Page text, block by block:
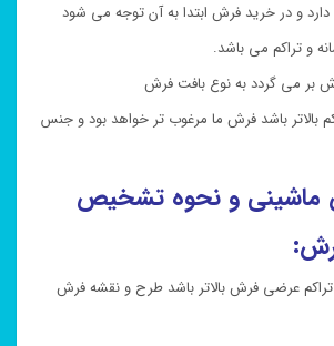
و در خرید فرش ابتدا به آن توجه می شود
و تراکم می باشد.
بر می گردد به نوع بافت فرش
بالاتر باشد فرش ما مرغوب تر خواهد بود و جنس
ماشینی و نحوه تشخیص
تراکم عرضی فرش بالاتر باشد طرح و نقشه فرش